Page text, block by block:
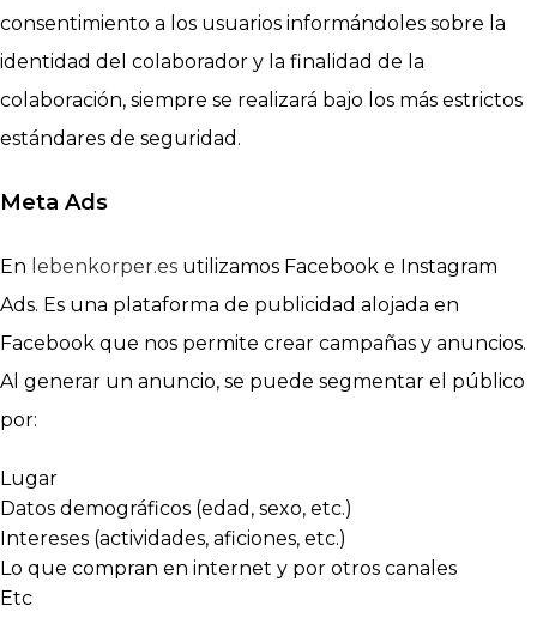
consentimiento a los usuarios informándoles sobre la
identidad del colaborador y la finalidad de la
colaboración, siempre se realizará bajo los más estrictos
estándares de seguridad.
Meta Ads
En lebenkorper.es utilizamos Facebook e Instagram
Ads. Es una plataforma de publicidad alojada en
Facebook que nos permite crear campañas y anuncios.
Al generar un anuncio, se puede segmentar el público
por:
Lugar
Datos demográficos (edad, sexo, etc.)
Intereses (actividades, aficiones, etc.)
Lo que compran en internet y por otros canales
Etc